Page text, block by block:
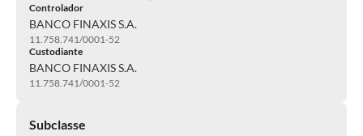
Controlador
BANCO FINAXIS S.A.
11.758.741/0001-52
Custodiante
BANCO FINAXIS S.A.
11.758.741/0001-52
Subclasse